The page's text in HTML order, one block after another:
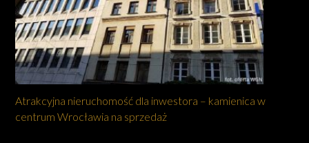
Atrakcyjna nieruchomość dla inwestora – kamienica w
centrum Wrocławia na sprzedaż